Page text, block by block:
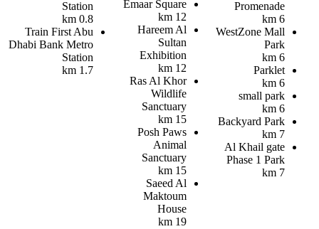
Promenade
6 km
WestZone Mall
Park
6 km
Parklet
6 km
small park
6 km
Backyard Park
7 km
Al Khail gate
Phase 1 Park
7 km
Emaar Square
12 km
Hareem Al
Sultan
Exhibition
12 km
Ras Al Khor
Wildlife
Sanctuary
15 km
Posh Paws
Animal
Sanctuary
15 km
Saeed Al
Maktoum
House
19 km
Station
0.8 km
Train First Abu
Dhabi Bank Metro
Station
1.7 km